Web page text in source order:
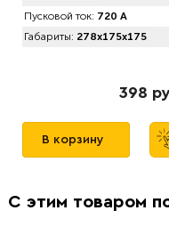
Пусковой ток: 720 А
Габариты: 278x175x175
398
В корзину
С этим товаром